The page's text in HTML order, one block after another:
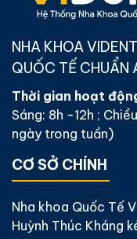
NHA KHOA
QUỐC TẾ CHUẨN
Thời gian hoạt
Sáng: 8h -12h ;
ngày trong tuần)
CƠ SỞ CHÍNH
Nha khoa Quốc Tế
Huỳnh Thúc Kháng